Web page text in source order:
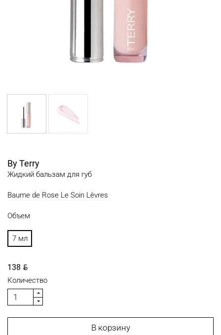
By Terry
Жидкий бальзам для губ
Baume de Rose Le Soin Lèvres
Объем
7 мл
138 BYN
Количество
В корзину